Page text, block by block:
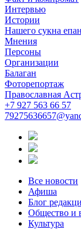
Интервью
Истории
Нашего сукна
Мнения
Персоны
Организации
Балаган
Фоторепортаж
Православная
+7 927 563 66 57
Все новости
Афиша
Блог
Общество и
Культура